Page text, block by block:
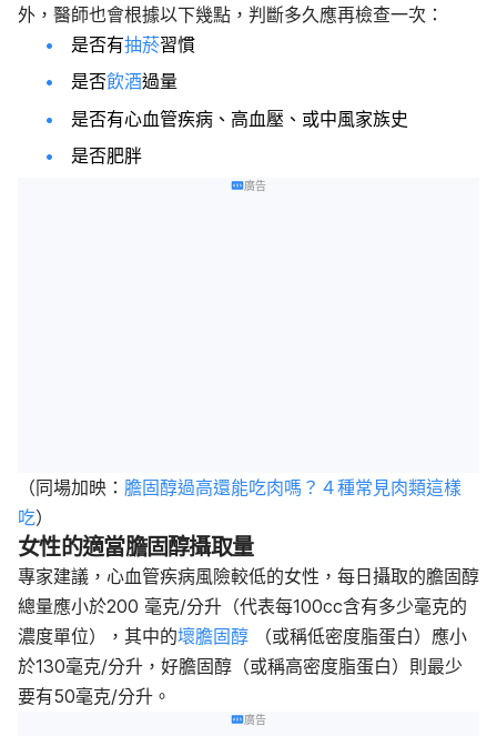
外，醫師也會根據以下幾點，判斷多久應再檢查一次：
是否有抽菸習慣
是否飲酒過量
是否有心血管疾病、高血壓、或中風家族史
是否肥胖
廣告
（同場加映： 膽固醇過高還能吃肉嗎？４種常見肉類這樣
吃）
女性的適當膽固醇攝取量
專家建議，心血管疾病風險較低的女性，每日攝取的膽固醇
總量應小於200 毫克/分升（代表每100cc含有多少毫克的
濃度單位），其中的壞膽固醇 （或稱低密度脂蛋白）應小
於130毫克/分升，好膽固醇（或稱高密度脂蛋白）則最少
要有50毫克/分升。
廣告